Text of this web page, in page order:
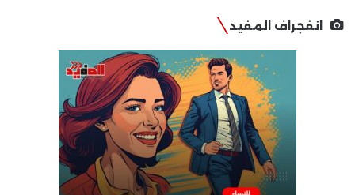
انفجراف المفيد